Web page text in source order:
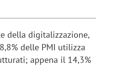
della digitalizzazione,
delle PMI utilizza
appena il 14,3%